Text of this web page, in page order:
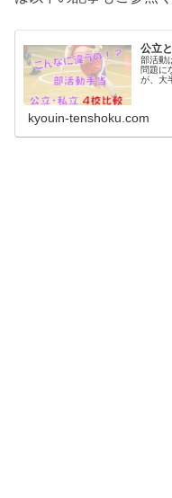
公立
部活動
問題に
が、大
kyouin-tenshoku.com